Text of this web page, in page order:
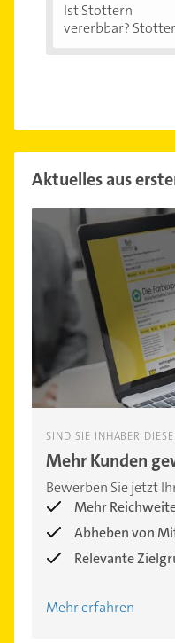
Ist Stottern
vererbbar?
Aktuelles aus
SIND SIE INHABER
Mehr Kunden
Bewerben Sie jetzt
Mehr
Abheben von
Relevante
Mehr erfahren